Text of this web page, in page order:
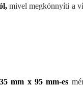
mivel megkönnyíti a
mm x 95 mm-es